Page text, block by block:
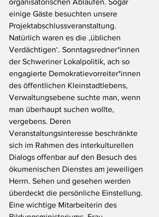
organisatorischen Abläufen. Sogar
einige Gäste besuchten unsere
Projektabschlussveranstaltung.
Natürlich waren es die ‚üblichen
Verdächtigen‘. Sonntagsredner*innen
der Schweriner Lokalpolitik, ach so
engagierte Demokratievorreiter*innen
des öffentlichen Kleinstadtlebens,
Verwaltungsebene suchte man, wenn
man überhaupt suchen wollte,
vergebens. Deren
Veranstaltungsinteresse beschränkte
sich im Rahmen des interkulturellen
Dialogs offenbar auf den Besuch des
ökumenischen Dienstes am jeweiligen
Herrn. Sehen und gesehen werden
überdeckt die persönliche Einstellung.
Eine wichtige Mitarbeiterin des